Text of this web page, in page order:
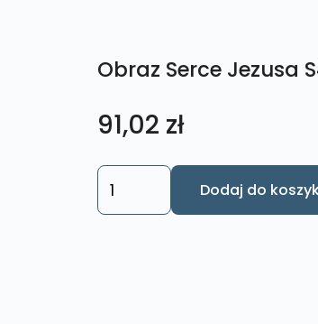
Obraz Serce Jezusa
91,02 zł
ilość
Obraz
Dodaj do